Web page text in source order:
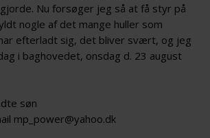
Nu forsøger jeg så at få styr på
nogle af det mange huller som
efterladt sig, det bliver svært, og jeg
i baghovedet, onsdag d. 23 august
søn
mp_power@yahoo.dk